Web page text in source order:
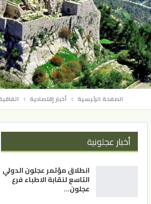
الصفحة الرئيسية أخبار إقتصادية اتفاقية بـ78.2 مليون دولار لتعزيز البنية
أخبار عجلونية
انطلاق مؤتمر عجلون الدولي
التاسع لنقابة الاطباء فرع
عجلون…